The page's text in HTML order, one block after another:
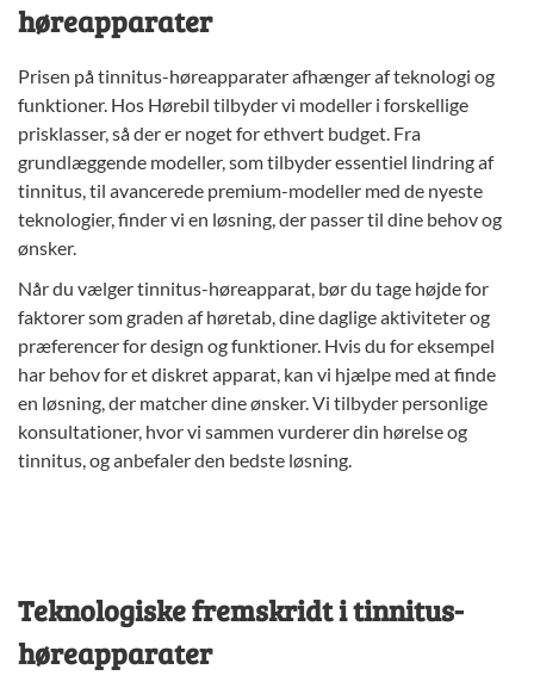
høreapparater
Prisen på tinnitus-høreapparater afhænger af teknologi og
funktioner. Hos Hørebil tilbyder vi modeller i forskellige
prisklasser, så der er noget for ethvert budget. Fra
grundlæggende modeller, som tilbyder essentiel lindring af
tinnitus, til avancerede premium-modeller med de nyeste
teknologier, finder vi en løsning, der passer til dine behov og
ønsker.
Når du vælger tinnitus-høreapparat, bør du tage højde for
faktorer som graden af høretab, dine daglige aktiviteter og
præferencer for design og funktioner. Hvis du for eksempel
har behov for et diskret apparat, kan vi hjælpe med at finde
en løsning, der matcher dine ønsker. Vi tilbyder personlige
konsultationer, hvor vi sammen vurderer din hørelse og
tinnitus, og anbefaler den bedste løsning.
Teknologiske fremskridt i tinnitus-
høreapparater